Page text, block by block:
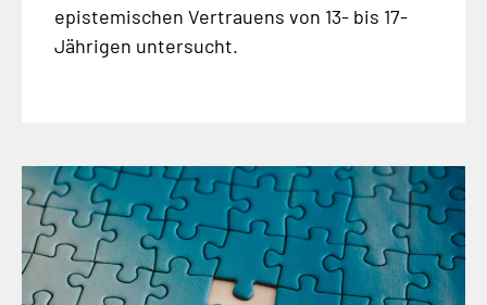
epistemischen Vertrauens von 13- bis 17-
Jährigen untersucht.